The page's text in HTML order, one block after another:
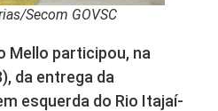
Secom GOVSC
Mello participou, na
da entrega da
esquerda do Rio Itajaí-